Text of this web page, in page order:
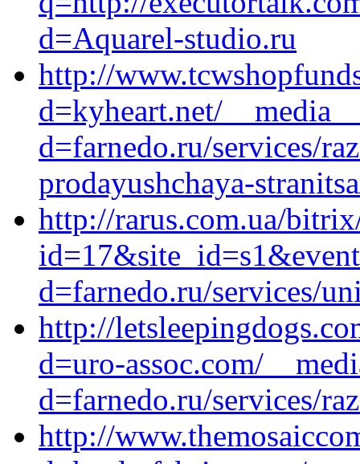
d=Aquarel-studio.ru
http://
d=kyheart.net/
d=farnedo.ru/services/
prodayushchaya-
http://rarus.com.ua/
d=farnedo.ru/services/
http://
d=uro-assoc.com/
d=farnedo.ru/services/
http://